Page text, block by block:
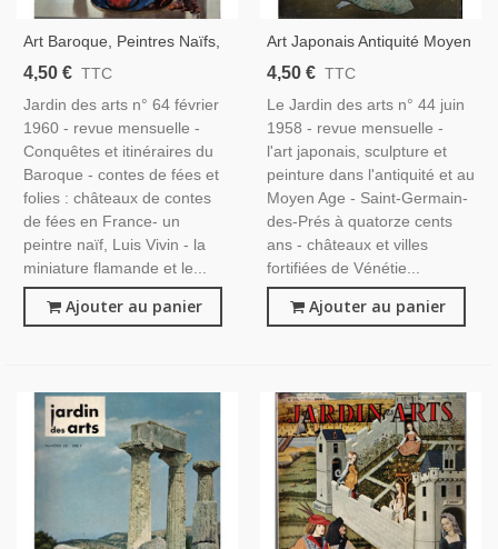
Art Baroque, Peintres Naïfs,
Peinture Flamande,
Disparus, - Jardin Des Arts
N°64 Fév 1960 -,
4,50 € TTC
Jardin des arts n° 64 février
1960 - revue mensuelle -
Conquêtes et itinéraires du
Baroque - contes de fées et
folies : châteaux de contes
de fées en France- un
peintre naïf, Luis Vivin - la
miniature flamande et le...
Ajouter au panier
Art Japonais Antiquité Moyen
Age, Rubens, Châteaux
Des Arts N°44 Juin 1958 -,
4,50 € TTC
Le Jardin des arts n° 44 juin
1958 - revue mensuelle -
l'art japonais, sculpture et
peinture dans l'antiquité et au
Moyen Age - Saint-Germain-
des-Prés à quatorze cents
ans - châteaux et villes
fortifiées de Vénétie...
Ajouter au panier